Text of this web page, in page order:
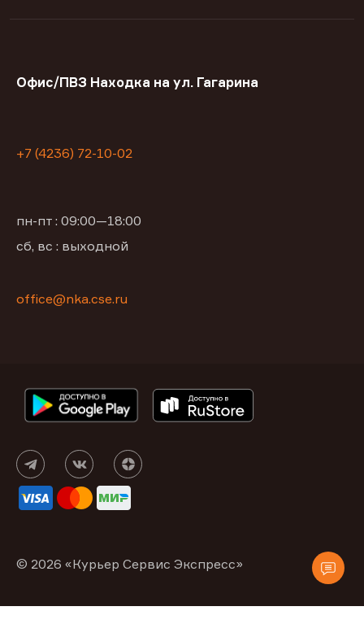
Офис/ПВЗ Находка на ул. Гагарина
+7 (4236) 72-10-02
пн-пт : 09:00—18:00
сб, вс : выходной
office@nka.cse.ru
© 2026 «Курьер Сервис Экспресс»